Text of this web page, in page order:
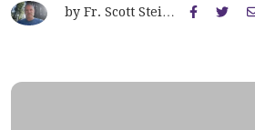
by Fr. Scott Stei…